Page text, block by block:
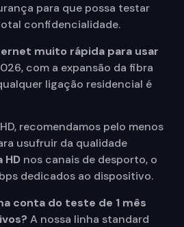
para que possa testar
confidencialidade.
muito rápida para usar
com a expansão da fibra
ligação residencial é
recomendamos pelo menos
usufruir da qualidade
HD nos canais de desporto, o
dedicados ao dispositivo.
conta do teste de 1 mês
A nossa linha standard